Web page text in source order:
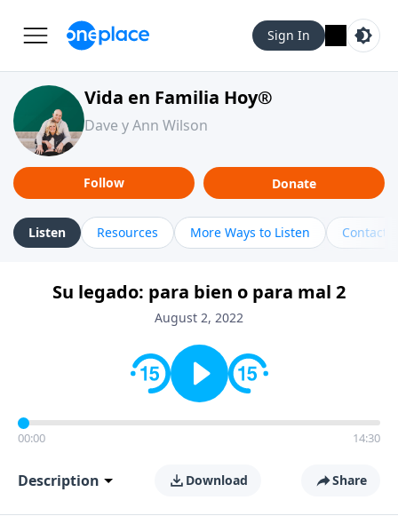
Sign In
Vida en Familia Hoy®
Dave y Ann Wilson
Follow Donate
Listen Resources More Ways to Listen Contact
Su legado: para bien o para mal 2
August 2, 2022
00:00 14:30
Description Download Share